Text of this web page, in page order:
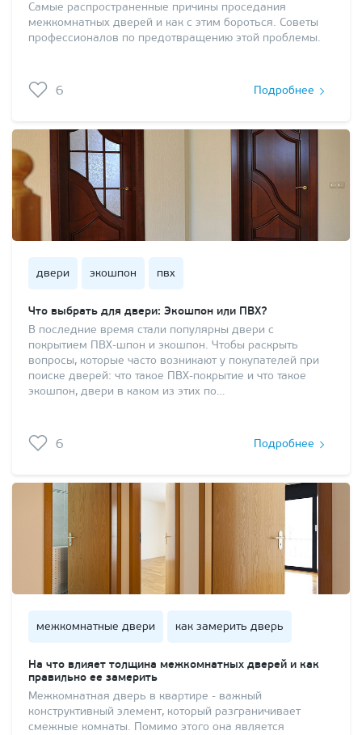
Самые распространенные причины проседания
межкомнатных дверей и как с этим бороться. Советы
профессионалов по предотвращению этой проблемы.
6 Подробнее
двери экошпон пвх
Что выбрать для двери: Экошпон или ПВХ?
В последние время стали популярны двери с
покрытием ПВХ-шпон и экошпон. Чтобы раскрыть
вопросы, которые часто возникают у покупателей при
поиске дверей: что такое ПВХ-покрытие и что такое
экошпон, двери в каком из этих по…
6 Подробнее
межкомнатные двери как замерить дверь
На что влияет толщина межкомнатных дверей и как
правильно ее замерить
Межкомнатная дверь в квартире - важный
конструктивный элемент, который разграничивает
смежные комнаты. Помимо этого она является